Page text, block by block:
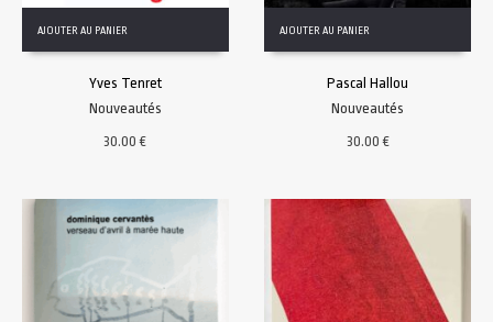
AJOUTER AU PANIER
Yves Tenret
Nouveautés
30.00€
AJOUTER AU PANIER
Pascal Hallou
Nouveautés
30.00€